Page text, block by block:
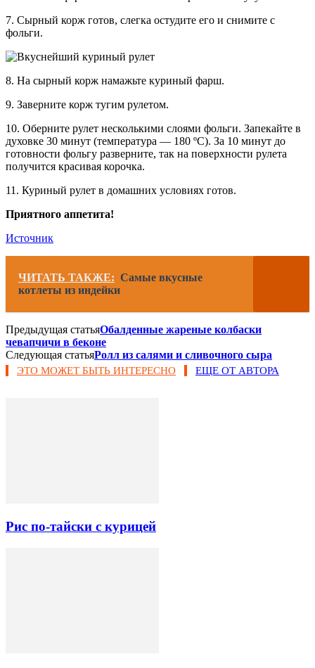
7. Сырный корж готов, слегка остудите его и снимите с
фольги.
8. На сырный корж намажьте куриный фарш.
9. Заверните корж тугим рулетом.
10. Оберните рулет несколькими слоями фольги. Запекайте в
духовке 30 минут (температура — 180 ºC). За 10 минут до
готовности фольгу разверните, так на поверхности рулета
получится красивая корочка.
11. Куриный рулет в домашних условиях готов.
Приятного аппетита!
Источник
ЧИТАТЬ ТАКЖЕ: Самые вкусные
котлеты из индейки
Предыдущая статьяОбалденные жареные колбаски
чевапчичи в беконе
Следующая статьяРолл из салями и сливочного сыра
ЭТО МОЖЕТ БЫТЬ ИНТЕРЕСНО ЕЩЕ ОТ АВТОРА
Рис по-тайски с курицей